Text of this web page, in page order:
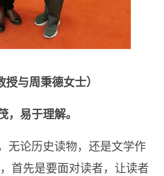
授与周秉德女士）
，易于理解。
无论历史读物，还是文学作
首先是要面对读者，让读者